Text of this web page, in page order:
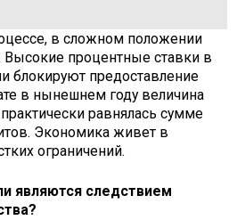
в сложном положении
Высокие процентные ставки в
блокируют предоставление
в нынешнем году величина
равня­лась сумме
Экономика живет в
ограничений.
являются следствием